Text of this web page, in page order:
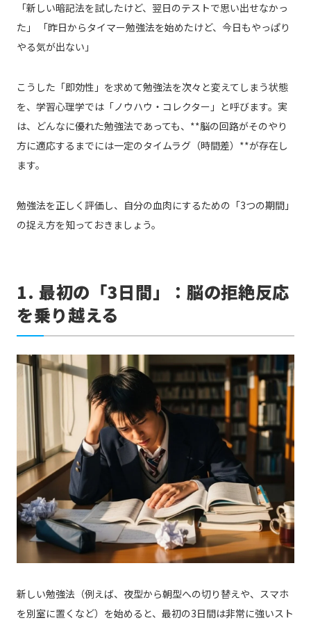
「新しい暗記法を試したけど、翌日のテストで思い出せなかっ
た」 「昨日からタイマー勉強法を始めたけど、今日もやっぱり
やる気が出ない」
こうした「即効性」を求めて勉強法を次々と変えてしまう状態
を、学習心理学では「ノウハウ・コレクター」と呼びます。実
は、どんなに優れた勉強法であっても、**脳の回路がそのやり
方に適応するまでには一定のタイムラグ（時間差）**が存在し
ます。
勉強法を正しく評価し、自分の血肉にするための「3つの期間」
の捉え方を知っておきましょう。
1. 最初の「3日間」：脳の拒絶反応
を乗り越える
新しい勉強法（例えば、夜型から朝型への切り替えや、スマホ
を別室に置くなど）を始めると、最初の3日間は非常に強いスト